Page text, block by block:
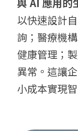
以快速設計
詢；醫療機
健康管理；
異常。這讓
小成本實現